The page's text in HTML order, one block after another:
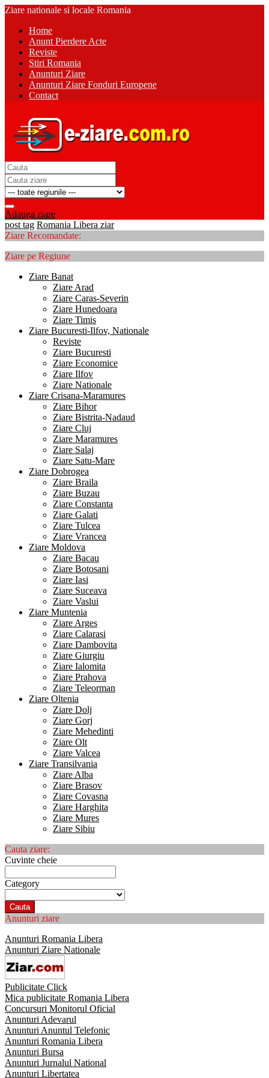
Ziare nationale si locale Romania
Home
Anunt Pierdere Acte
Reviste
Stiri Romania
Anunturi Ziare
Anunturi Ziare Fonduri Europene
Contact
Adauga ziare
post tag Romania Libera ziar
Ziare Recomandate:
Ziare pe Regiune
Ziare Banat
Ziare Arad
Ziare Caras-Severin
Ziare Hunedoara
Ziare Timis
Ziare Bucuresti-Ilfov, Nationale
Reviste
Ziare Bucuresti
Ziare Economice
Ziare Ilfov
Ziare Nationale
Ziare Crisana-Maramures
Ziare Bihor
Ziare Bistrita-Nadaud
Ziare Cluj
Ziare Maramures
Ziare Salaj
Ziare Satu-Mare
Ziare Dobrogea
Ziare Braila
Ziare Buzau
Ziare Constanta
Ziare Galati
Ziare Tulcea
Ziare Vrancea
Ziare Moldova
Ziare Bacau
Ziare Botosani
Ziare Iasi
Ziare Suceava
Ziare Vaslui
Ziare Muntenia
Ziare Arges
Ziare Calarasi
Ziare Dambovita
Ziare Giurgiu
Ziare Ialomita
Ziare Prahova
Ziare Teleorman
Ziare Oltenia
Ziare Dolj
Ziare Gorj
Ziare Mehedinti
Ziare Olt
Ziare Valcea
Ziare Transilvania
Ziare Alba
Ziare Brasov
Ziare Covasna
Ziare Harghita
Ziare Mures
Ziare Sibiu
Cauta ziare:
Cuvinte cheie
Category
Cauta
Anunturi ziare
Anunturi Romania Libera
Anunturi Ziare Nationale
Publicitate Click
Mica publicitate Romania Libera
Concursuri Monitorul Oficial
Anunturi Adevarul
Anunturi Anuntul Telefonic
Anunturi Romania Libera
Anunturi Bursa
Anunturi Jurnalul National
Anunturi Libertatea